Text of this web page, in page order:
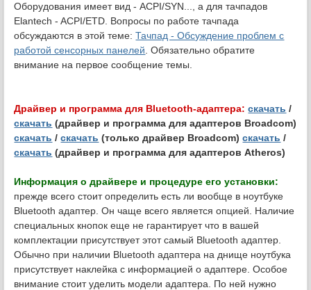
Оборудования имеет вид - ACPI/SYN..., а для тачпадов
Elantech - ACPI/ETD. Вопросы по работе тачпада
обсуждаются в этой теме:Тачпад - Обсуждение проблем с
работой сенсорных панелей . Обязательно обратите
внимание на первое сообщение темы.
Драйвер и программа для Bluetooth-адаптера: скачать /
скачать (драйвер и программа для адаптеров Broadcom)
скачать /скачать (только драйвер Broadcom)скачать /
скачать (драйвер и программа для адаптеров Atheros)
Информация о драйвере и процедуре его установки:
прежде всего стоит определить есть ли вообще в ноутбуке
Bluetooth адаптер. Он чаще всего является опцией. Наличие
специальных кнопок еще не гарантирует что в вашей
комплектации присутствует этот самый Bluetooth адаптер.
Обычно при наличии Bluetooth адаптера на днище ноутбука
присутствует наклейка с информацией о адаптере. Особое
внимание стоит уделить модели адаптера. По ней нужно